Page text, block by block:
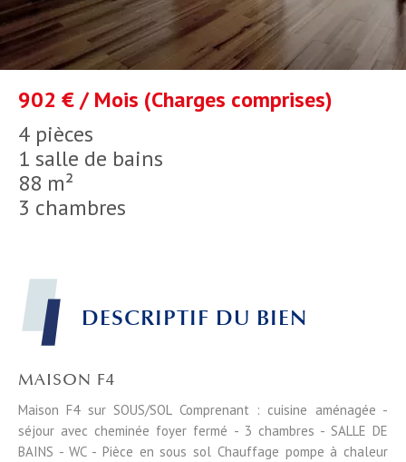
4 pièces
1 salle de bains
88 m²
3 chambres
902 € / Mois (Charges comprises)
DESCRIPTIF DU BIEN
MAISON F4
Maison F4 sur SOUS/SOL Comprenant : cuisine aménagée -
séjour avec cheminée foyer fermé - 3 chambres - SALLE DE
BAINS - WC - Pièce en sous sol Chauffage pompe à chaleur